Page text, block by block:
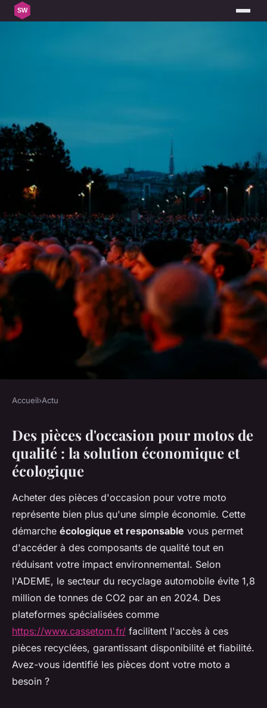
Découvrez des pièces
d'occasion pour motos de
qualité supérieure
Tom•9 décembre 2025 •7 min de lecture
Accueil›Actu
Des pièces d'occasion pour motos de
qualité : la solution économique et
écologique
Acheter des pièces d'occasion pour votre moto
représente bien plus qu'une simple économie. Cette
démarche écologique et responsable vous permet
d'accéder à des composants de qualité tout en
réduisant votre impact environnemental. Selon
l'ADEME, le secteur du recyclage automobile évite 1,8
million de tonnes de CO2 par an en 2024. Des
plateformes spécialisées comme
https://www.cassetom.fr/ facilitent l'accès à ces
pièces recyclées, garantissant disponibilité et fiabilité.
Avez-vous identifié les pièces dont votre moto a
besoin ?